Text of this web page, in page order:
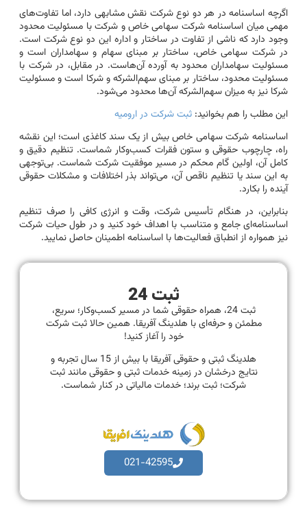
اگرچه اساسنامه در هر دو نوع شرکت نقش مشابهی دارد، اما تفاوت‌های
مهمی میان اساسنامه شرکت سهامی خاص و شرکت با مسئولیت محدود
وجود دارد که ناشی از تفاوت در ساختار و اداره این دو نوع شرکت است.
در شرکت سهامی خاص، ساختار بر مبنای سهام و سهامداران است و
مسئولیت سهامداران محدود به آورده آن‌هاست. در مقابل، در شرکت با
مسئولیت محدود، ساختار بر مبنای سهم‌الشرکه و شرکا است و مسئولیت
شرکا نیز به میزان سهم‌الشرکه آن‌ها محدود می‌شود.
این مطلب را هم بخوانید: ثبت شرکت در ارومیه
اساسنامه شرکت سهامی خاص بیش از یک سند کاغذی است؛ این نقشه
راه، چارچوب حقوقی و ستون فقرات کسب‌وکار شماست. تنظیم دقیق و
کامل آن، اولین گام محکم در مسیر موفقیت شرکت شماست. بی‌توجهی
به این سند یا تنظیم ناقص آن، می‌تواند بذر اختلافات و مشکلات حقوقی
آینده را بکارد.
بنابراین، در هنگام تأسیس شرکت، وقت و انرژی کافی را صرف تنظیم
اساسنامه‌ای جامع و متناسب با اهداف خود کنید و در طول حیات شرکت
نیز همواره از انطباق فعالیت‌ها با اساسنامه اطمینان حاصل نمایید.
ثبت 24
ثبت 24، همراه حقوقی شما در مسیر کسب‌وکار؛ سریع،
مطمئن و حرفه‌ای با هلدینگ آفریقا. همین حالا ثبت شرکت
خود را آغاز کنید!
هلدینگ ثبتی و حقوقی آفریقا با بیش از 15 سال تجربه و
نتایج درخشان در زمینه خدمات ثبتی و حقوقی مانند ثبت
شرکت؛ ثبت برند؛ خدمات مالیاتی در کنار شماست.
021-42595